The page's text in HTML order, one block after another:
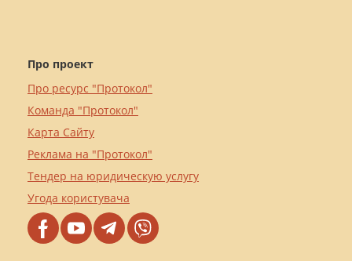
Про проект
Про ресурс "Протокол"
Команда "Протокол"
Карта Сайту
Реклама на "Протокол"
Тендер на юридическую услугу
Угода користувача